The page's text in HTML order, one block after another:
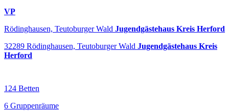
VP
Rödinghausen, Teutoburger Wald Jugendgästehaus Kreis Herford
32289 Rödinghausen, Teutoburger Wald Jugendgästehaus Kreis
Herford
124 Betten
6 Gruppenräume